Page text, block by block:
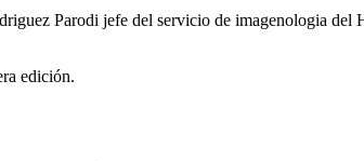
Parodi jefe del servicio de imagenologia
edición.